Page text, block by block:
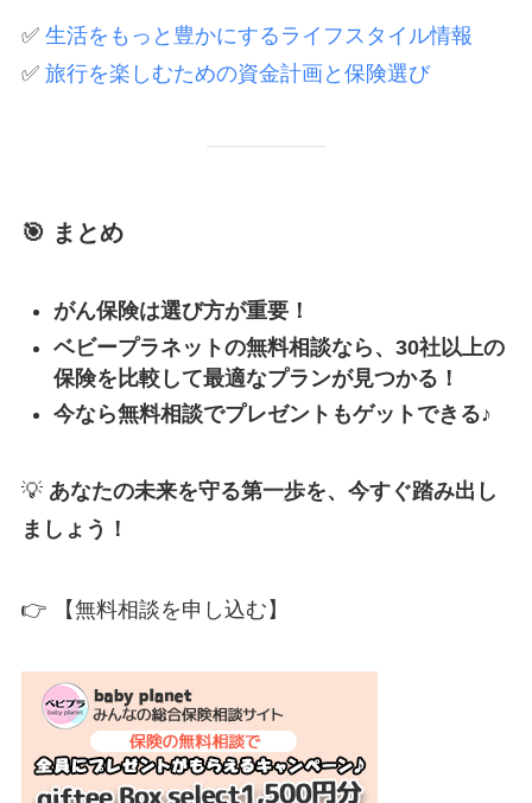
✅ 生活をもっと豊かにするライフスタイル情報
✅ 旅行を楽しむための資金計画と保険選び
🎯 まとめ
がん保険は選び方が重要！
ベビープラネットの無料相談なら、30社以上の
保険を比較して最適なプランが見つかる！
今なら無料相談でプレゼントもゲットできる♪
💡 あなたの未来を守る第一歩を、今すぐ踏み出し
ましょう！
👉 【無料相談を申し込む】